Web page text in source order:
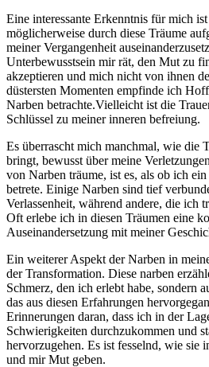
Eine​ interessante ‌Erkenntnis für mich
möglicherweise durch⁢ diese Träume
meiner Vergangenheit
Unterbewusstsein mir‌ rät, den Mut zu
akzeptieren und​ mich nicht von ihnen
düstersten⁣ Momenten empfinde ich
‍Narben betrachte.Vielleicht ist die⁤
⁢Schlüssel zu meiner inneren befreiung.
Es überrascht mich manchmal, wie die
⁢bringt, bewusst über meine
von ⁤Narben träume, ist es, als ob ich
betrete. Einige Narben‌ sind tief
Verlassenheit, während andere, die ich‌
Oft erlebe ich in diesen Träumen eine
Auseinandersetzung mit meiner
Ein⁤ weiterer Aspekt der Narben in
der Transformation. Diese narben
Schmerz, den ich erlebt habe, sondern
das ⁢aus diesen Erfahrungen
Erinnerungen daran, ​dass ich⁤ in‍ der‍
Schwierigkeiten ⁤durchzukommen und
hervorzugehen. ‌Es⁢ ist fesselnd, ⁣wie sie
und mir Mut geben.